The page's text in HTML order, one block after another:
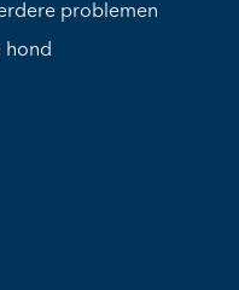
problemen
hond